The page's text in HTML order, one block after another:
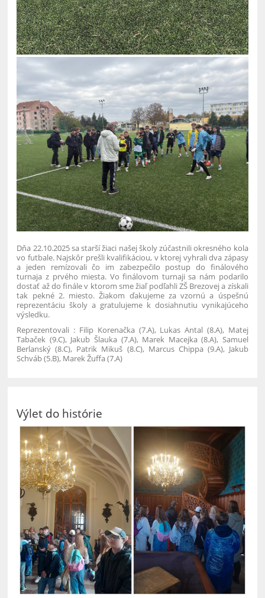
Dňa 22.10.2025 sa starší žiaci našej školy zúčastnili okresného kola
vo futbale. Najskôr prešli kvalifikáciou, v ktorej vyhrali dva zápasy
a jeden remízovali čo im zabezpečilo postup do finálového
turnaja z prvého miesta. Vo finálovom turnaji sa nám podarilo
dostať až do finále v ktorom sme žiaľ podľahli ZŠ Brezovej a získali
tak pekné 2. miesto. Žiakom ďakujeme za vzornú a úspešnú
reprezentáciu školy a gratulujeme k dosiahnutiu vynikajúceho
výsledku.
Reprezentovali : Filip Korenačka (7.A), Lukas Antal (8.A), Matej
Tabaček (9.C), Jakub Šlauka (7.A), Marek Macejka (8.A), Samuel
Berlanský (8.C), Patrik Mikuš (8.C), Marcus Chippa (9.A), Jakub
Schváb (5.B), Marek Žuffa (7.A)
Výlet do histórie